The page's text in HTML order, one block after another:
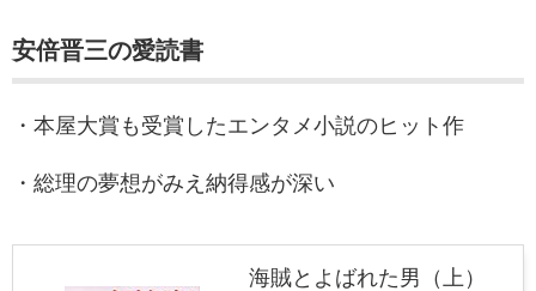
安倍晋三の愛読書
・本屋大賞も受賞したエンタメ小説のヒット作
・総理の夢想がみえ納得感が深い
海賊とよばれた男（上）